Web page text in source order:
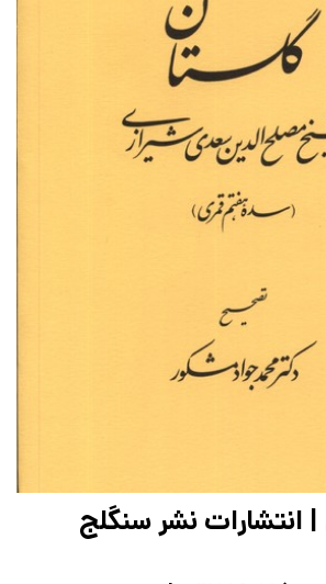
انتشارات نشر سنگلج